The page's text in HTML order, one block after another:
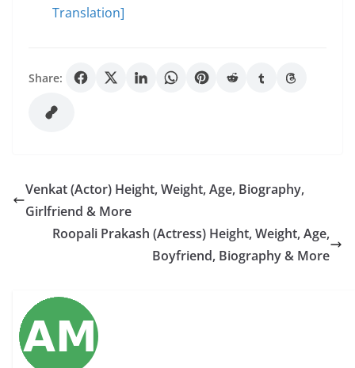
Translation]
Share:
Venkat (Actor) Height, Weight, Age, Biography,
Girlfriend & More
Roopali Prakash (Actress) Height, Weight, Age,
Boyfriend, Biography & More